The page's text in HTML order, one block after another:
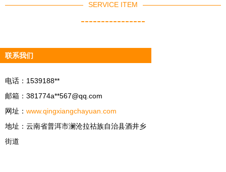
SERVICE ITEM
----------------
联系我们
电话：1539188**
邮箱：381774a**567@qq.com
网址： www.qingxiangchayuan.com
地址：云南省普洱市澜沧拉祜族自治县酒井乡
街道